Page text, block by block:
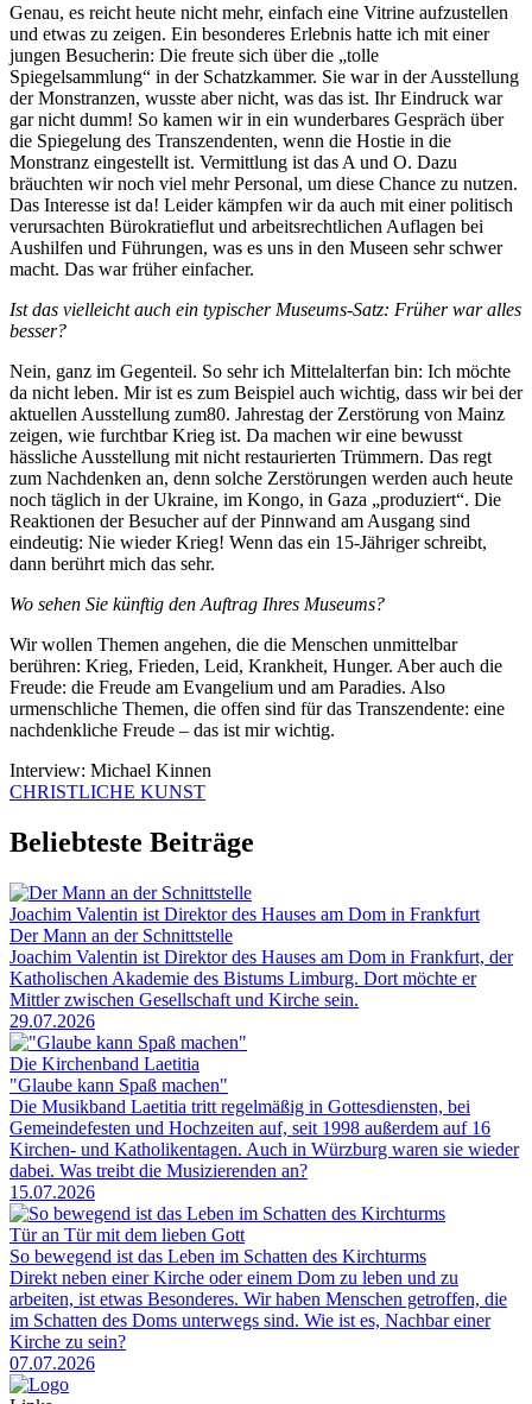
Genau, es reicht heute nicht mehr, einfach eine Vitrine aufzustellen
und etwas zu zeigen. Ein besonderes Erlebnis hatte ich mit einer
jungen Besucherin: Die freute sich über die „tolle
Spiegelsammlung“ in der Schatzkammer. Sie war in der Ausstellung
der Monstranzen, wusste aber nicht, was das ist. Ihr Eindruck war
gar nicht dumm! So kamen wir in ein wunderbares Gespräch über
die Spiegelung des Transzendenten, wenn die Hostie in die
Monstranz eingestellt ist. Vermittlung ist das A und O. Dazu
bräuchten wir noch viel mehr Personal, um diese Chance zu nutzen.
Das Interesse ist da! Leider kämpfen wir da auch mit einer politisch
verursachten Bürokratieflut und arbeitsrechtlichen Auflagen bei
Aushilfen und Führungen, was es uns in den Museen sehr schwer
macht. Das war früher einfacher.
Ist das vielleicht auch ein typischer Museums-Satz: Früher war alles
besser?
Nein, ganz im Gegenteil. So sehr ich Mittelalterfan bin: Ich möchte
da nicht leben. Mir ist es zum Beispiel auch wichtig, dass wir bei der
aktuellen Ausstellung zum80. Jahrestag der Zerstörung von Mainz
zeigen, wie furchtbar Krieg ist. Da machen wir eine bewusst
hässliche Ausstellung mit nicht restaurierten Trümmern. Das regt
zum Nachdenken an, denn solche Zerstörungen werden auch heute
noch täglich in der Ukraine, im Kongo, in Gaza „produziert“. Die
Reaktionen der Besucher auf der Pinnwand am Ausgang sind
eindeutig: Nie wieder Krieg! Wenn das ein 15-Jähriger schreibt,
dann berührt mich das sehr.
Wo sehen Sie künftig den Auftrag Ihres Museums?
Wir wollen Themen angehen, die die Menschen unmittelbar
berühren: Krieg, Frieden, Leid, Krankheit, Hunger. Aber auch die
Freude: die Freude am Evangelium und am Paradies. Also
urmenschliche Themen, die offen sind für das Transzendente: eine
nachdenkliche Freude – das ist mir wichtig.
Interview: Michael Kinnen
CHRISTLICHE KUNST
Beliebteste Beiträge
Joachim Valentin ist Direktor des Hauses am Dom in Frankfurt
Der Mann an der Schnittstelle
Joachim Valentin ist Direktor des Hauses am Dom in Frankfurt, der
Katholischen Akademie des Bistums Limburg. Dort möchte er
Mittler zwischen Gesellschaft und Kirche sein.
29.07.2026
Die Kirchenband Laetitia
"Glaube kann Spaß machen"
Die Musikband Laetitia tritt regelmäßig in Gottesdiensten, bei
Gemeindefesten und Hochzeiten auf, seit 1998 außerdem auf 16
Kirchen- und Katholikentagen. Auch in Würzburg waren sie wieder
dabei. Was treibt die Musizierenden an?
15.07.2026
Tür an Tür mit dem lieben Gott
So bewegend ist das Leben im Schatten des Kirchturms
Direkt neben einer Kirche oder einem Dom zu leben und zu
arbeiten, ist etwas Besonderes. Wir haben Menschen getroffen, die
im Schatten des Doms unterwegs sind. Wie ist es, Nachbar einer
Kirche zu sein?
07.07.2026